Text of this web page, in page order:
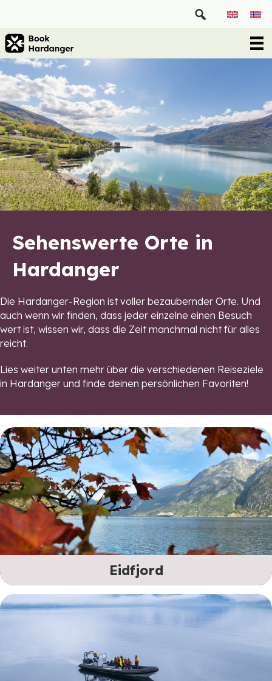
Sehenswerte Orte in
Hardanger
Die Hardanger-Region ist voller bezaubernder Orte. Und
auch wenn wir finden, dass jeder einzelne einen Besuch
wert ist, wissen wir, dass die Zeit manchmal nicht für alles
reicht.
Lies weiter unten mehr über die verschiedenen Reiseziele
in Hardanger und finde deinen persönlichen Favoriten!
Eidfjord